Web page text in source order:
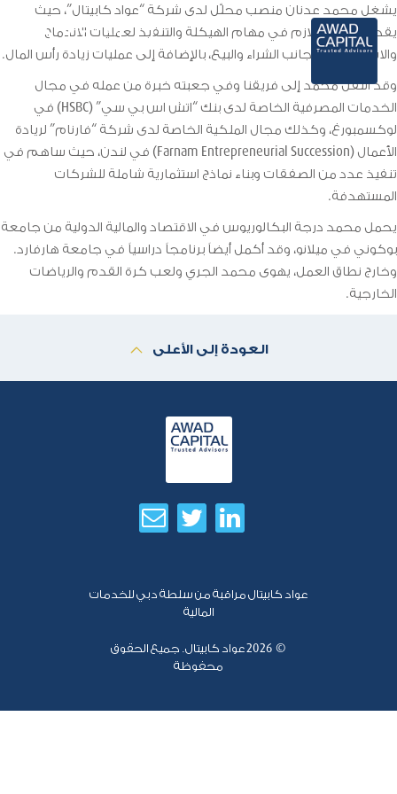
AR
يشغل محمد عدنان منصب محلّل لدى شركة “عواد كابيتال”، حيث
يقدّم الدعم اللازم في مهام الهيكلة والتنفيذ لعمليات الاندماج
والاستحواذ من جانب الشراء والبيع، بالإضافة إلى عمليات زيادة رأس المال.
وقد انتقل محمد إلى فريقنا وفي جعبته خبرة من عمله في مجال
الخدمات المصرفية الخاصة لدى بنك “اتش اس بي سي” (HSBC) في
لوكسمبورغ، وكذلك مجال الملكية الخاصة لدى شركة “فارنام” لريادة
الأعمال (Farnam Entrepreneurial Succession) في لندن، حيث ساهم في
تنفيذ عدد من الصفقات وبناء نماذج استثمارية شاملة للشركات
المستهدفة.
يحمل محمد درجة البكالوريوس في الاقتصاد والمالية الدولية من جامعة
بوكوني في ميلانو، وقد أكمل أيضاً برنامجاً دراسياً في جامعة هارفارد.
وخارج نطاق العمل، يهوى محمد الجري ولعب كرة القدم والرياضات
الخارجية.
العودة إلى الأعلى
عواد كابيتال مراقبة من سلطة دبي للخدمات
المالية
© 2026
عواد كابيتال. جميع الحقوق
محفوظة